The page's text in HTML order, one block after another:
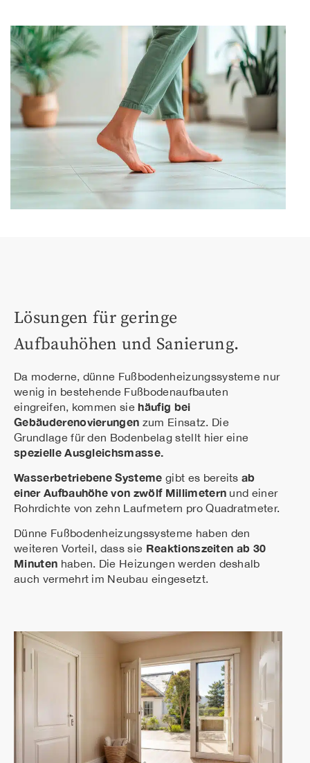
Lösungen für geringe
Aufbauhöhen und Sanierung.
Da moderne, dünne Fußbodenheizungssysteme nur
wenig in bestehende Fußbodenaufbauten
eingreifen, kommen siehäufig bei
Gebäuderenovierungen zum Einsatz. Die
Grundlage für den Bodenbelag stellt hier eine
spezielle Ausgleichsmasse.
Wasserbetriebene Systeme gibt es bereitsab
einer Aufbauhöhe von zwölf Millimetern und einer
Rohrdichte von zehn Laufmetern pro Quadratmeter.
Dünne Fußbodenheizungssysteme haben den
weiteren Vorteil, dass sie Reaktionszeiten ab 30
Minuten haben. Die Heizungen werden deshalb
auch vermehrt im Neubau eingesetzt.